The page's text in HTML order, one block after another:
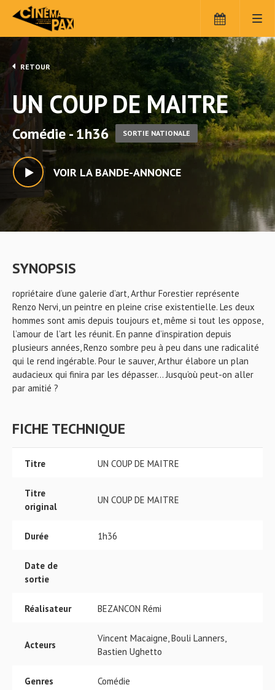
RETOUR
UN COUP DE MAITRE
Comédie - 1h36 SORTIE NATIONALE
VOIR LA BANDE-ANNONCE
SYNOPSIS
ropriétaire d’une galerie d’art, Arthur Forestier représente
Renzo Nervi, un peintre en pleine crise existentielle. Les deux
hommes sont amis depuis toujours et, même si tout les oppose,
l’amour de l’art les réunit. En panne d’inspiration depuis
plusieurs années, Renzo sombre peu à peu dans une radicalité
qui le rend ingérable. Pour le sauver, Arthur élabore un plan
audacieux qui finira par les dépasser… Jusqu’où peut-on aller
par amitié ?
FICHE TECHNIQUE
Titre UN COUP DE MAITRE
Titre
original
UN COUP DE MAITRE
Durée 1h36
Date de
sortie
Réalisateur BEZANCON Rémi
Acteurs
Vincent Macaigne, Bouli Lanners,
Bastien Ughetto
Genres Comédie